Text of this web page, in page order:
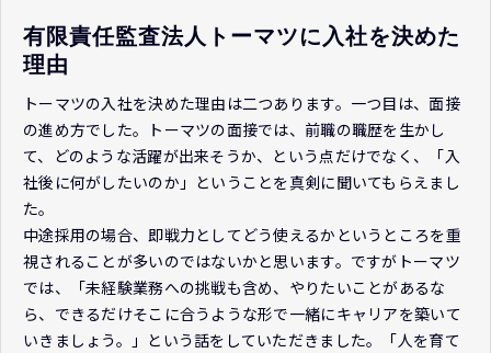
有限責任監査法人トーマツに入社を決めた
理由
トーマツの入社を決めた理由は二つあります。一つ目は、面接
の進め方でした。トーマツの面接では、前職の職歴を生かし
て、どのような活躍が出来そうか、という点だけでなく、「入
社後に何がしたいのか」ということを真剣に聞いてもらえまし
た。
中途採用の場合、即戦力としてどう使えるかというところを重
視されることが多いのではないかと思います。ですがトーマツ
では、「未経験業務への挑戦も含め、やりたいことがあるな
ら、できるだけそこに合うような形で一緒にキャリアを築いて
いきましょう。」という話をしていただきました。「人を育て